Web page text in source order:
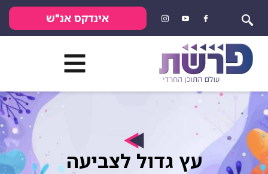
אינדקס אנ"ש
עץ גדול לצביעה